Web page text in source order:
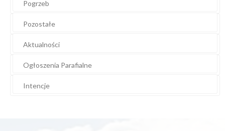
Pogrzeb
Pozostałe
Aktualności
Ogłoszenia Parafialne
Intencje